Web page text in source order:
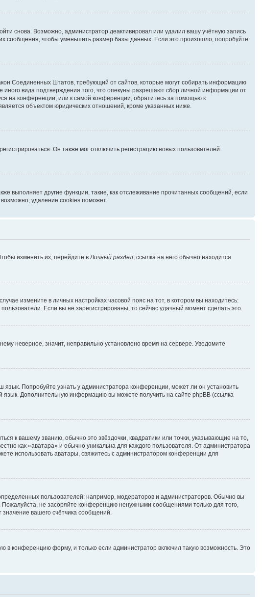
снова. Возможно, администратор деактивировал или удалил вашу учётную запись
сообщения, чтобы уменьшить размер базы данных. Если это произошло, попробуйте
Соединенных Штатов, требующий от сайтов, которые могут собирать информацию
вида подтверждения того, что опекуны разрешают сбор личной информации от
на конференции, или к самой конференции, обратитесь за помощью к
объектом юридических отношений, кроме указанных ниже.
Он также мог отключить регистрацию новых пользователей.
выполняет другие функции, такие, как отслеживание прочитанных сообщений, если
удаление cookies поможет.
изменить их, перейдите вЛичный раздел; ссылка на него обычно находится
измените в личных настройках часовой пояс на тот, в котором вы находитесь:
Если вы не зарегистрированы, то сейчас удачный момент сделать это.
неверное, значит, неправильно установлено время на сервере. Уведомите
Попробуйте узнать у администратора конференции, может ли он установить
язык. Дополнительную информацию вы можете получить на сайте phpBB (ссылка
к вашему званию, обычно это звёздочки, квадратики или точки, указывающие на то,
как «аватара» и обычно уникальна для каждого пользователя. От администратора
использовать аватары, свяжитесь с администратором конференции для
пользователей: например, модераторов и администраторов. Обычно вы
не засоряйте конференцию ненужными сообщениями только для того,
вашего счётчика сообщений.
в конференцию форму, и только если администратор включил такую возможность. Это